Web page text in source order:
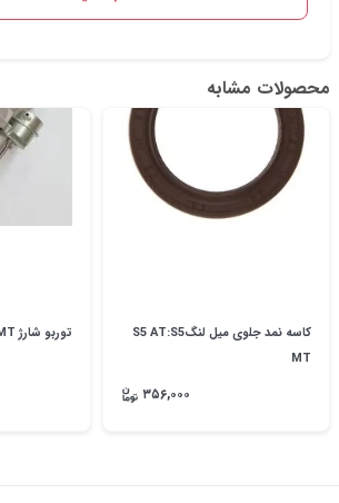
محصولات مشابه
کاسه نمد جلوی میل لنگS5 AT:S5
MT
۳۵۶,۰۰۰
توربو شارژ S5S5 AT: S5 MT